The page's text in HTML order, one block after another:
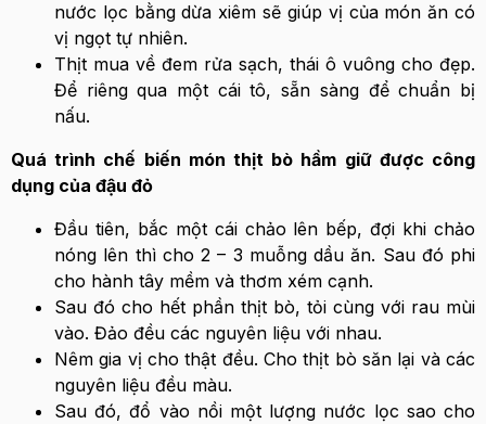
nước lọc bằng dừa xiêm sẽ giúp vị của món ăn có
vị ngọt tự nhiên.
Thịt mua về đem rửa sạch, thái ô vuông cho đẹp.
Để riêng qua một cái tô, sẵn sàng để chuẩn bị
nấu.
Quá trình chế biến món thịt bò hầm giữ được công
dụng của đậu đỏ
Đầu tiên, bắc một cái chảo lên bếp, đợi khi chảo
nóng lên thì cho 2 – 3 muỗng dầu ăn. Sau đó phi
cho hành tây mềm và thơm xém cạnh.
Sau đó cho hết phần thịt bò, tỏi cùng với rau mùi
vào. Đảo đều các nguyên liệu với nhau.
Nêm gia vị cho thật đều. Cho thịt bò săn lại và các
nguyên liệu đều màu.
Sau đó, đổ vào nồi một lượng nước lọc sao cho